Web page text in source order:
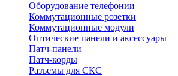
Оборудование телефонии
Коммутационные розетки
Коммутационные модули
Оптические панели и аксессуары
Патч-панели
Патч-корды
Разъемы для СКС